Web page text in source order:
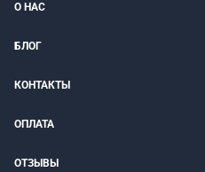
О НАС
БЛОГ
КОНТАКТЫ
ОПЛАТА
ОТЗЫВЫ